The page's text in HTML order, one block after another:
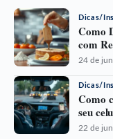
Dicas/
Como
com
24 de jun
Dicas/
Como
seu
22 de jun